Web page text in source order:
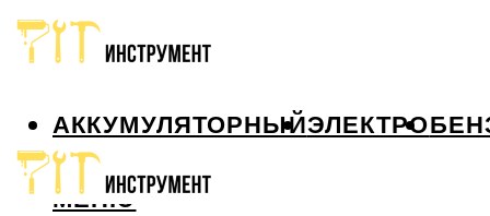
АККУМУЛЯТОРНЫЙЭЛЕКТРО
МЕНЮ